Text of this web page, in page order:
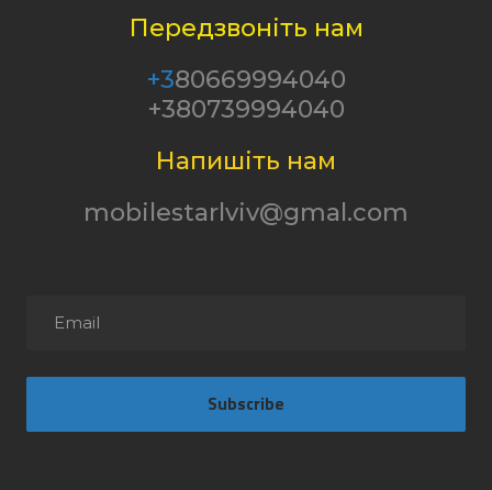
Передзвоніть нам
+380669994040
+380739994040
Напишіть нам
mobilestarlviv@gmal.com
Subscribe